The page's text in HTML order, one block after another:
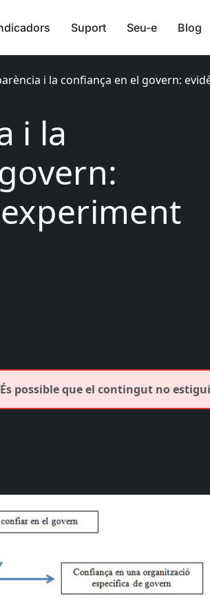
Suport Seu-e Blog
i la confiança en el govern:
i la
possible que el contingut no